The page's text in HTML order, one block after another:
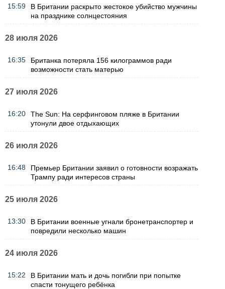
15:59
В Британии раскрыто жестокое убийство мужчины
на празднике солнцестояния
28 июля 2026
16:35
Британка потеряла 156 килограммов ради
возможности стать матерью
27 июля 2026
16:20
The Sun: На серфинговом пляже в Британии
утонули двое отдыхающих
26 июля 2026
16:48
Премьер Британии заявил о готовности возражать
Трампу ради интересов страны
25 июля 2026
13:30
В Британии военные угнали бронетранспортер и
повредили несколько машин
24 июля 2026
15:22
В Британии мать и дочь погибли при попытке
спасти тонущего ребёнка